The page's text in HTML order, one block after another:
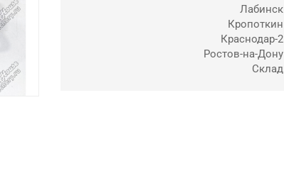
Лабинск
Кропоткин
Краснодар-2
Ростов-на-Дону
Склад